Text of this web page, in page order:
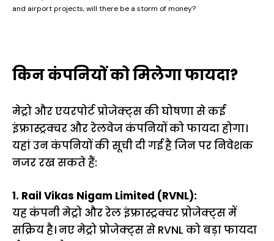
and airport projects, will there be a storm of money?
किन कंपनियों को मिलेगा फायदा?
मेट्रो और एयरपोर्ट प्रोजेक्ट्स की घोषणा से कई
इंफ्रास्ट्रक्चर और रेलवेज कंपनियों को फायदा होगा।
यहां उन कंपनियों की सूची दी गई है जिन पर निवेशक
नजर रख सकते हैं:
1. Rail Vikas Nigam Limited (RVNL):
यह कंपनी मेट्रो और रेल इंफ्रास्ट्रक्चर प्रोजेक्ट्स में
सक्रिय है। नए मेट्रो प्रोजेक्ट्स से RVNL को बड़ा फायदा